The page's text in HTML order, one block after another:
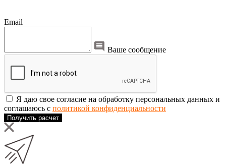
Email
Ваше сообщение
Я даю свое согласие на обработку персональных данных и
соглашаюсь с политикой конфиденциальности
Получить расчет